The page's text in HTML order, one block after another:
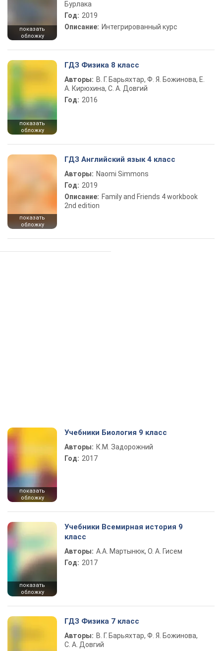
показать
обложку
Бурлака
Год: 2019
Описание: Интегрированный курс
показать
обложку
ГДЗ Физика 8 класс
Авторы: В. Г. Барьяхтар, Ф. Я. Божинова, Е.
А. Кирюхина, С. А. Довгий
Год: 2016
показать
обложку
ГДЗ Английский язык 4 класс
Авторы: Naomi Simmons
Год: 2019
Описание: Family and Friends 4 workbook
2nd edition
показать
обложку
Учебники Биология 9 класс
Авторы: К.М. Задорожний
Год: 2017
показать
обложку
Учебники Всемирная история 9
класс
Авторы: А.А. Мартынюк, О. А. Гисем
Год: 2017
ГДЗ Физика 7 класс
Авторы: В. Г. Барьяхтар, Ф. Я. Божинова,
С. А. Довгий